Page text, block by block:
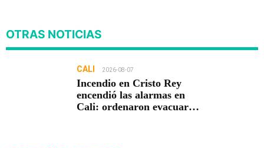
OTRAS NOTICIAS
CALI 2026-08-07
Incendio en Cristo Rey
encendió las alarmas en
Cali: ordenaron evacuar